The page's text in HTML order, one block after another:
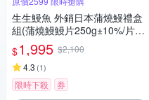
生生鰻魚 外銷日本蒲燒鰻禮盒
組(蒲燒鰻鰻片250g±10%/片，
共4片)
$1,995 $2,100
4.3 (1)
限時下殺 券